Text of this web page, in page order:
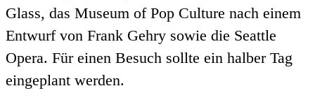
Glass, das Museum of Pop Culture nach einem
Entwurf von Frank Gehry sowie die Seattle
Opera. Für einen Besuch sollte ein halber Tag
eingeplant werden.